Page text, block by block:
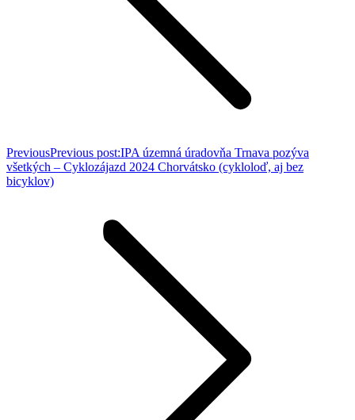
PreviousPrevious post:IPA územná úradovňa Trnava pozýva
všetkých – Cyklozájazd 2024 Chorvátsko (cykloloď, aj bez
bicyklov)